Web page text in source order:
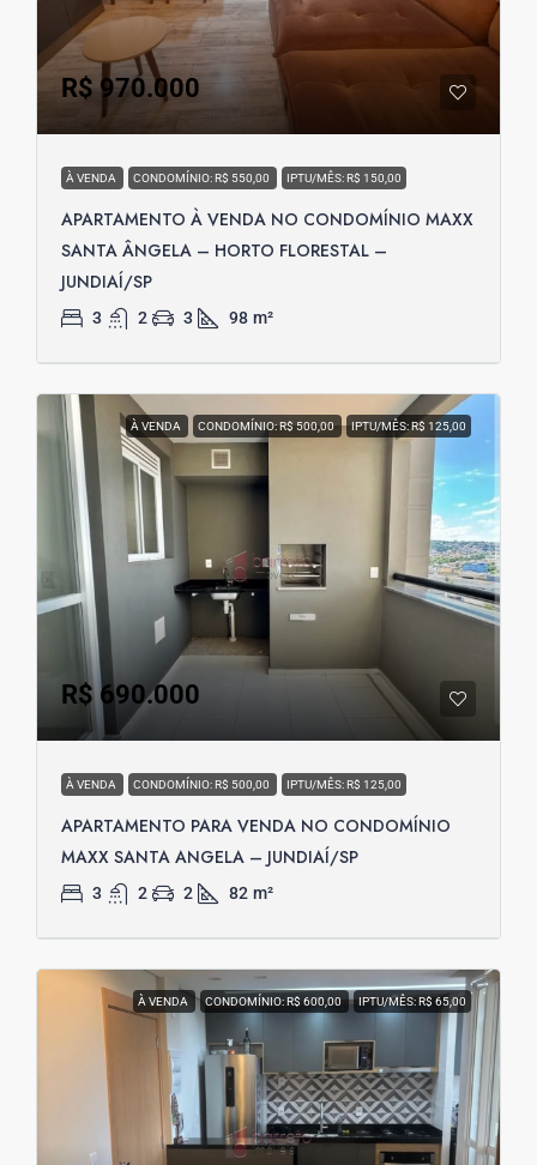
R$ 970.000
À VENDA CONDOMÍNIO: R$ 550,00 IPTU/MÊS: R$ 150,00
APARTAMENTO À VENDA NO CONDOMÍNIO MAXX
SANTA ÂNGELA – HORTO FLORESTAL –
JUNDIAÍ/SP
3 2 3 98 m²
À VENDA CONDOMÍNIO: R$ 500,00 IPTU/MÊS: R$ 125,00
R$ 690.000
À VENDA CONDOMÍNIO: R$ 500,00 IPTU/MÊS: R$ 125,00
APARTAMENTO PARA VENDA NO CONDOMÍNIO
MAXX SANTA ANGELA – JUNDIAÍ/SP
3 2 2 82 m²
À VENDA CONDOMÍNIO: R$ 600,00 IPTU/MÊS: R$ 65,00